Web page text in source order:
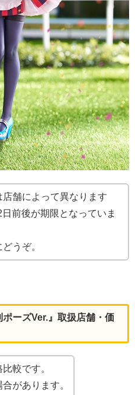
舗によって異なります
前後が期限となっていま
うぞ。
ポーズVer.』取扱店舗・価
較です。
があります。